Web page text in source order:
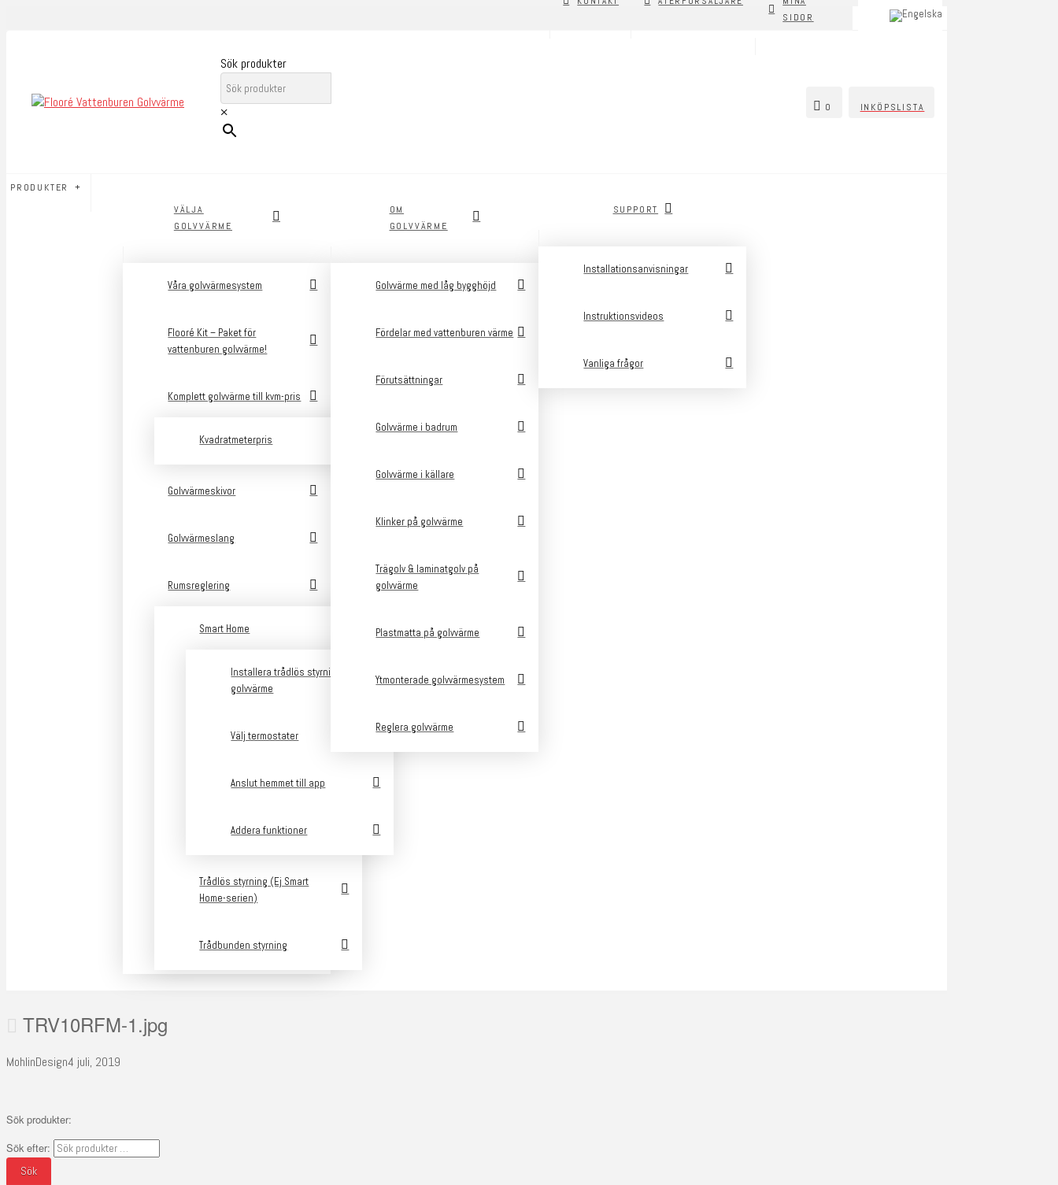
SIDOR
Sök produkter
× 0 INKÖPSLISTA
PRODUKTER
VÄLJA
GOLVVÄRME
Våra golvvärmesystem
Flooré Kit – Paket för
vattenburen golvvärme!
Komplett golvvärme till kvm-pris
Kvadratmeterpris
Golvvärmeskivor
Golvvärmeslang
Rumsreglering
Smart Home
Installera trådlös styrning av
golvvärme
Välj termostater
Anslut hemmet till app
Addera funktioner
Trådlös styrning (Ej Smart
Home-serien)
Trådbunden styrning
OM
GOLVVÄRME
Golvvärme med låg bygghöjd
Fördelar med vattenburen värme
Förutsättningar
Golvvärme i badrum
Golvvärme i källare
Klinker på golvvärme
Trägolv & laminatgolv på
golvvärme
Plastmatta på golvvärme
Ytmonterade golvvärmesystem
Reglera golvvärme
SUPPORT
Installationsanvisningar
Instruktionsvideos
Vanliga frågor
TRV10RFM-1.jpg
MohlinDesign4 juli, 2019
Sök produkter:
Sök efter:
Sök